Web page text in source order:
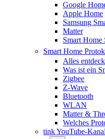
Google
Apple Home
Samsung
Matter
Smart Home
Smart Home
Alles
Was ist ein
Zigbee
Z-Wave
Bluetooth
WLAN
Matter &
Welches
tink YouTube-Kanal